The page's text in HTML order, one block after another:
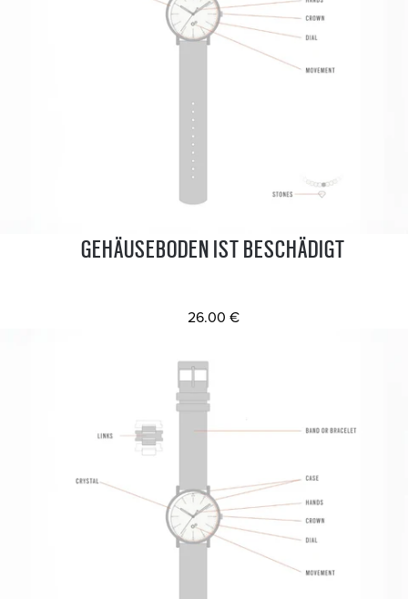
GEHÄUSEBODEN IST BESCHÄDIGT
26.00 €